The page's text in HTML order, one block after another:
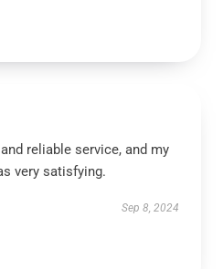
reliable service, and my
very satisfying.
Sep 8, 2024